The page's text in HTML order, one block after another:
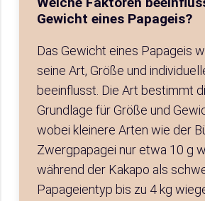
Gewicht eines Papageis?
Das Gewicht eines Papageis
seine Art, Größe und
beeinflusst. Die Art bestimmt
Grundlage für Größe und
wobei kleinere Arten wie der
Zwergpapagei nur etwa 10 g
während der Kakapo als
Papageientyp bis zu 4 kg